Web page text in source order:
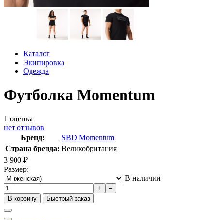
Каталог
Экипировка
Одежда
Футболка Momentum
1 оценка
нет отзывов
Бренд:
SBD Momentum
Страна бренда: Великобритания
3 900 ₽
Размер:
В наличии
+
–
В корзину
Быстрый заказ